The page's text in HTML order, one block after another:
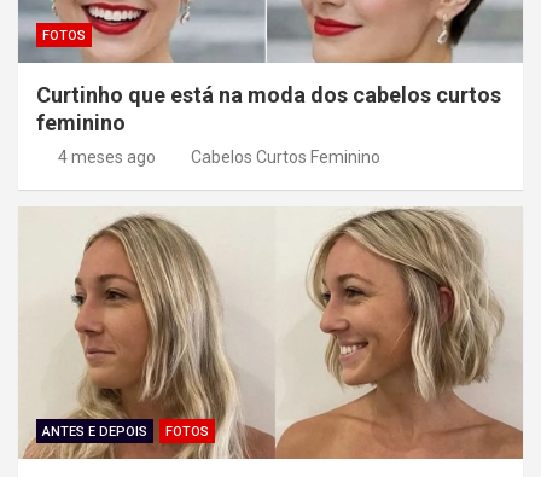
FOTOS
Curtinho que está na moda dos cabelos curtos
feminino
4 meses ago Cabelos Curtos Feminino
ANTES E DEPOIS FOTOS